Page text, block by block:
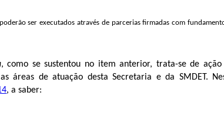
ser executados através de parcerias firmadas com
, como se sustentou no item anterior, trata-se de
áreas de atuação desta Secretaria e da SMDET.
, a saber: